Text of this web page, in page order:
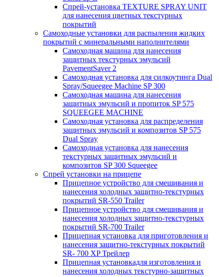
Спрей-установка TEXTURE SPRAY UNIT
для нанесения цветных текстурных
покрытий
Самоходные установки для распыления жидких
покрытий с минеральными наполнителями
Самоходная машина для нанесения
защитных текстурных эмульсий
PavementSaver 2
Самоходная установка для силкоутинга Dual
Spray/Squeegee Machine SP 300
Самоходная машина для нанесения
защитных эмульсий и пропиток SP 575
SQUEEGEE MACHINE
Самоходная установка для распределения
защитных эмульсий и композитов SP 575
Dual Spray
Самоходная установка для нанесения
текстурных защитных эмульсий и
композитов SP 300 Squeegee
Спрей установки на прицепе
Прицепное устройство для смешивания и
нанесения холодных защитно-текстурных
покрытий SR-550 Trailer
Прицепное устройство для смешивания и
нанесения холодных защитно-текстурных
покрытий SR-700 Trailer
Прицепная установка для приготовления и
нанесения защитно-текстурных покрытий
SR- 700 XP Трейлер
Прицепная установкадля изготовления и
нанесения холодных текстурно-защитных